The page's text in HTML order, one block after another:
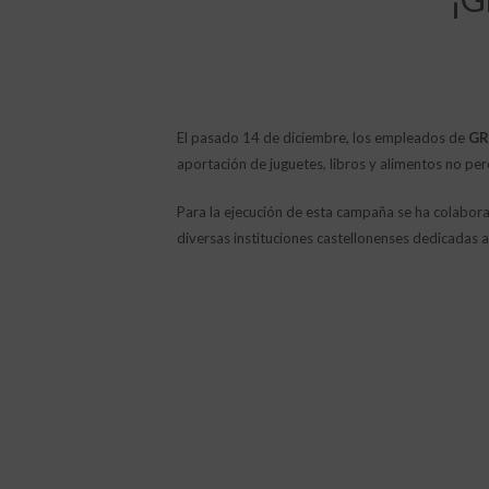
El pasado 14 de diciembre, los empleados de
aportación de juguetes, libros y alimentos no
Para la ejecución de esta campaña se ha
diversas instituciones castellonenses dedicadas